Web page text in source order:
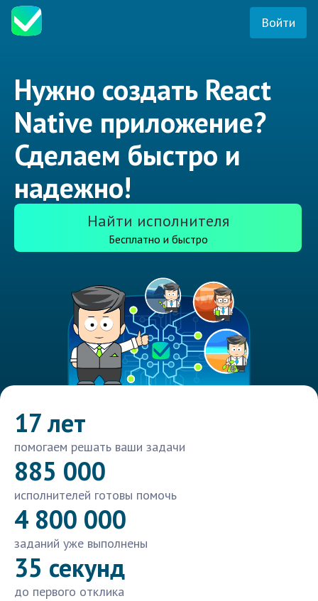
Войти
Нужно создать React
Native приложение?
Сделаем быстро и
надежно!
Найти исполнителя
Бесплатно и быстро
17 лет
помогаем решать ваши задачи
885 000
исполнителей готовы помочь
4 800 000
заданий уже выполнены
35 секунд
до первого отклика